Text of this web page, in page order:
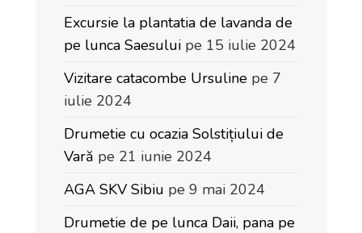
Excursie la plantatia de lavanda de
pe lunca Saesului pe 15 iulie 2024
Vizitare catacombe Ursuline pe 7
iulie 2024
Drumetie cu ocazia Solstițiului de
Vară pe 21 iunie 2024
AGA SKV Sibiu pe 9 mai 2024
Drumetie de pe lunca Daii, pana pe